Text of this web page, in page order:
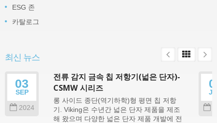
ESG 존
카탈로그
최신 뉴스
03
SEP
2024
전류 감지 금속 칩 저항기(넓은 단자)-
CSMW 시리즈
롱 사이드 종단(역기하학)형 평면 칩 저항
기. Viking은 수년간 넓은 단자 제품을 제조
해 왔으며 다양한 넓은 단자 제품 개발에 전